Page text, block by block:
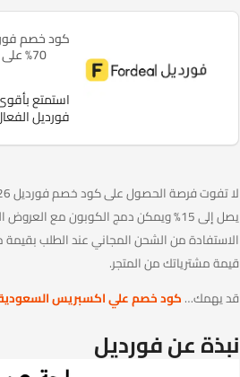
70%
استمتع
فورديل
الاستفادة من الشحن المجاني عند الطلب
قيمة مشترياتك من المتجر.
قد يهمك…كود خصم علي اكسبريس السعودية
نبذة عن فورديل